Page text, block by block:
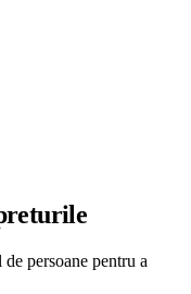
persoane pentru a